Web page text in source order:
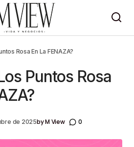
Rosa En La FENAZA?
Puntos Rosa
de 2025byM View 0